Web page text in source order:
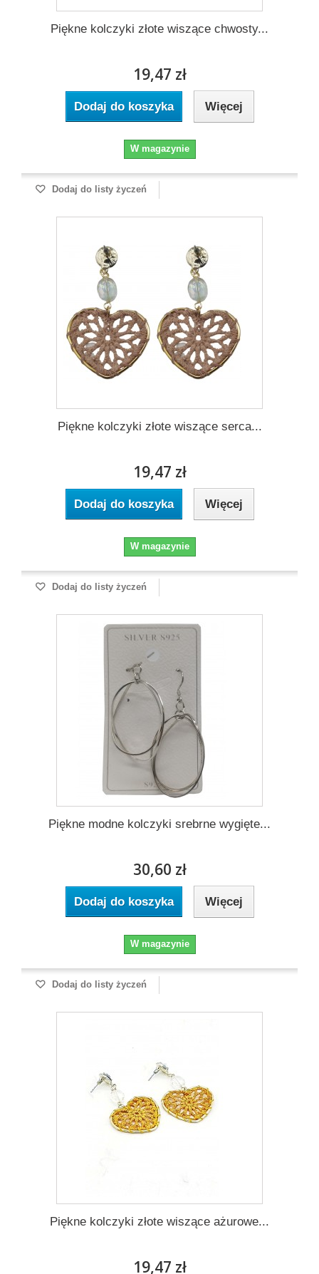
Piękne kolczyki złote wiszące chwosty...
19,47 zł
Dodaj do koszyka Więcej
W magazynie
Dodaj do listy życzeń
Piękne kolczyki złote wiszące serca...
19,47 zł
Dodaj do koszyka Więcej
W magazynie
Dodaj do listy życzeń
Piękne modne kolczyki srebrne wygięte...
30,60 zł
Dodaj do koszyka Więcej
W magazynie
Dodaj do listy życzeń
Piękne kolczyki złote wiszące ażurowe...
19,47 zł